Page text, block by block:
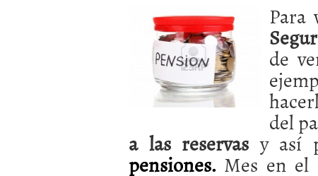
llegar
tarde
de abril
de 2026
Comparativa Costes vs
acelera la rentabilidad?
Meses sin intereses:
24 de
Planificar tu herencia
a los costes
21 de
¿Cuánto cuesta un
Para
de
del
a las reservas y así
pensiones. Mes en el